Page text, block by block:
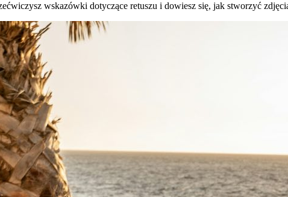
wskazówki dotyczące retuszu i dowiesz się, jak stworzyć